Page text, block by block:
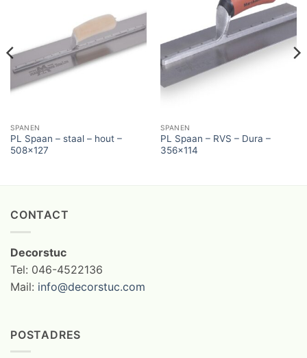
SPANEN
PL Spaan – staal – hout –
508×127
SPANEN
PL Spaan – RVS – Dura –
356×114
CONTACT
Decorstuc
Tel: 046-4522136
Mail: info@decorstuc.com
POSTADRES